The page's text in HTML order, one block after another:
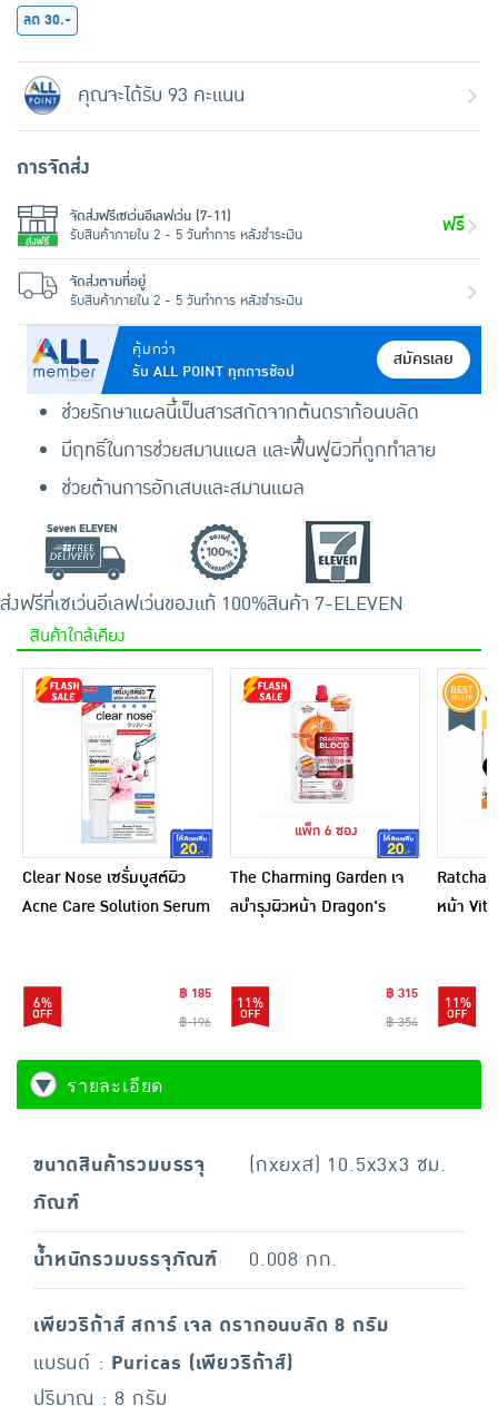
คุ้มกว่า
รับ ALL POINT ทุกการช้อป
สมัครเลย
ช่วยรักษาแผลนี้เป็นสารสกัดจากต้นดราก้อนบลัด
มีฤทธิ์ในการช่วยสมานแผล และฟื้นฟูผิวที่ถูกทำลาย
ช่วยต้านการอักเสบและสมานแผล
ลด 30.-
คุณจะได้รับ 93 คะแนน
การจัดส่ง
จัดส่งฟรีเซเว่นอีเลฟเว่น (7-11)
รับสินค้าภายใน 2 - 5 วันทำการ หลังชำระเงิน
ฟรี
จัดส่งตามที่อยู่
รับสินค้าภายใน 2 - 5 วันทำการ หลังชำระเงิน
ส่งฟรีที่เซเว่นอีเลฟเว่นของแท้ 100%สินค้า 7-ELEVEN
สินค้าใกล้เคียง
Clear Nose เซรั่มบูสต์ผิว
Acne Care Solution Serum
6%
฿ 185
฿ 196
The Charming Garden เจ
ลบำรุงผิวหน้า Dragon's
11%
฿ 315
฿ 354
Ratcha
หน้า Vit
11%
รายละเอียด
ขนาดสินค้ารวมบรรจุ
ภัณฑ์
(กxยxส) 10.5x3x3 ซม.
น้ำหนักรวมบรรจุภัณฑ์ 0.008 กก.
เพียวริก้าส์ สการ์ เจล ดรากอนบลัด 8 กรัม
แบรนด์ : Puricas (เพียวริก้าส์)
ปริมาณ : 8 กรัม